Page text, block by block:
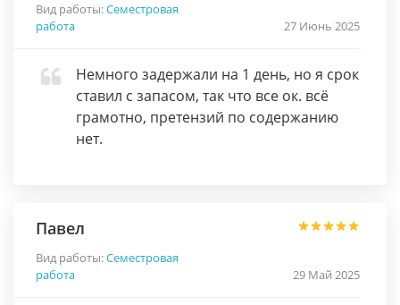
Вид работы:Семестровая
работа
27 Июнь 2025
Немного задержали на 1 день, но я срок
ставил с запасом, так что все ок. всё
грамотно, претензий по содержанию
нет.
Павел
Вид работы:Семестровая
работа
29 Май 2025